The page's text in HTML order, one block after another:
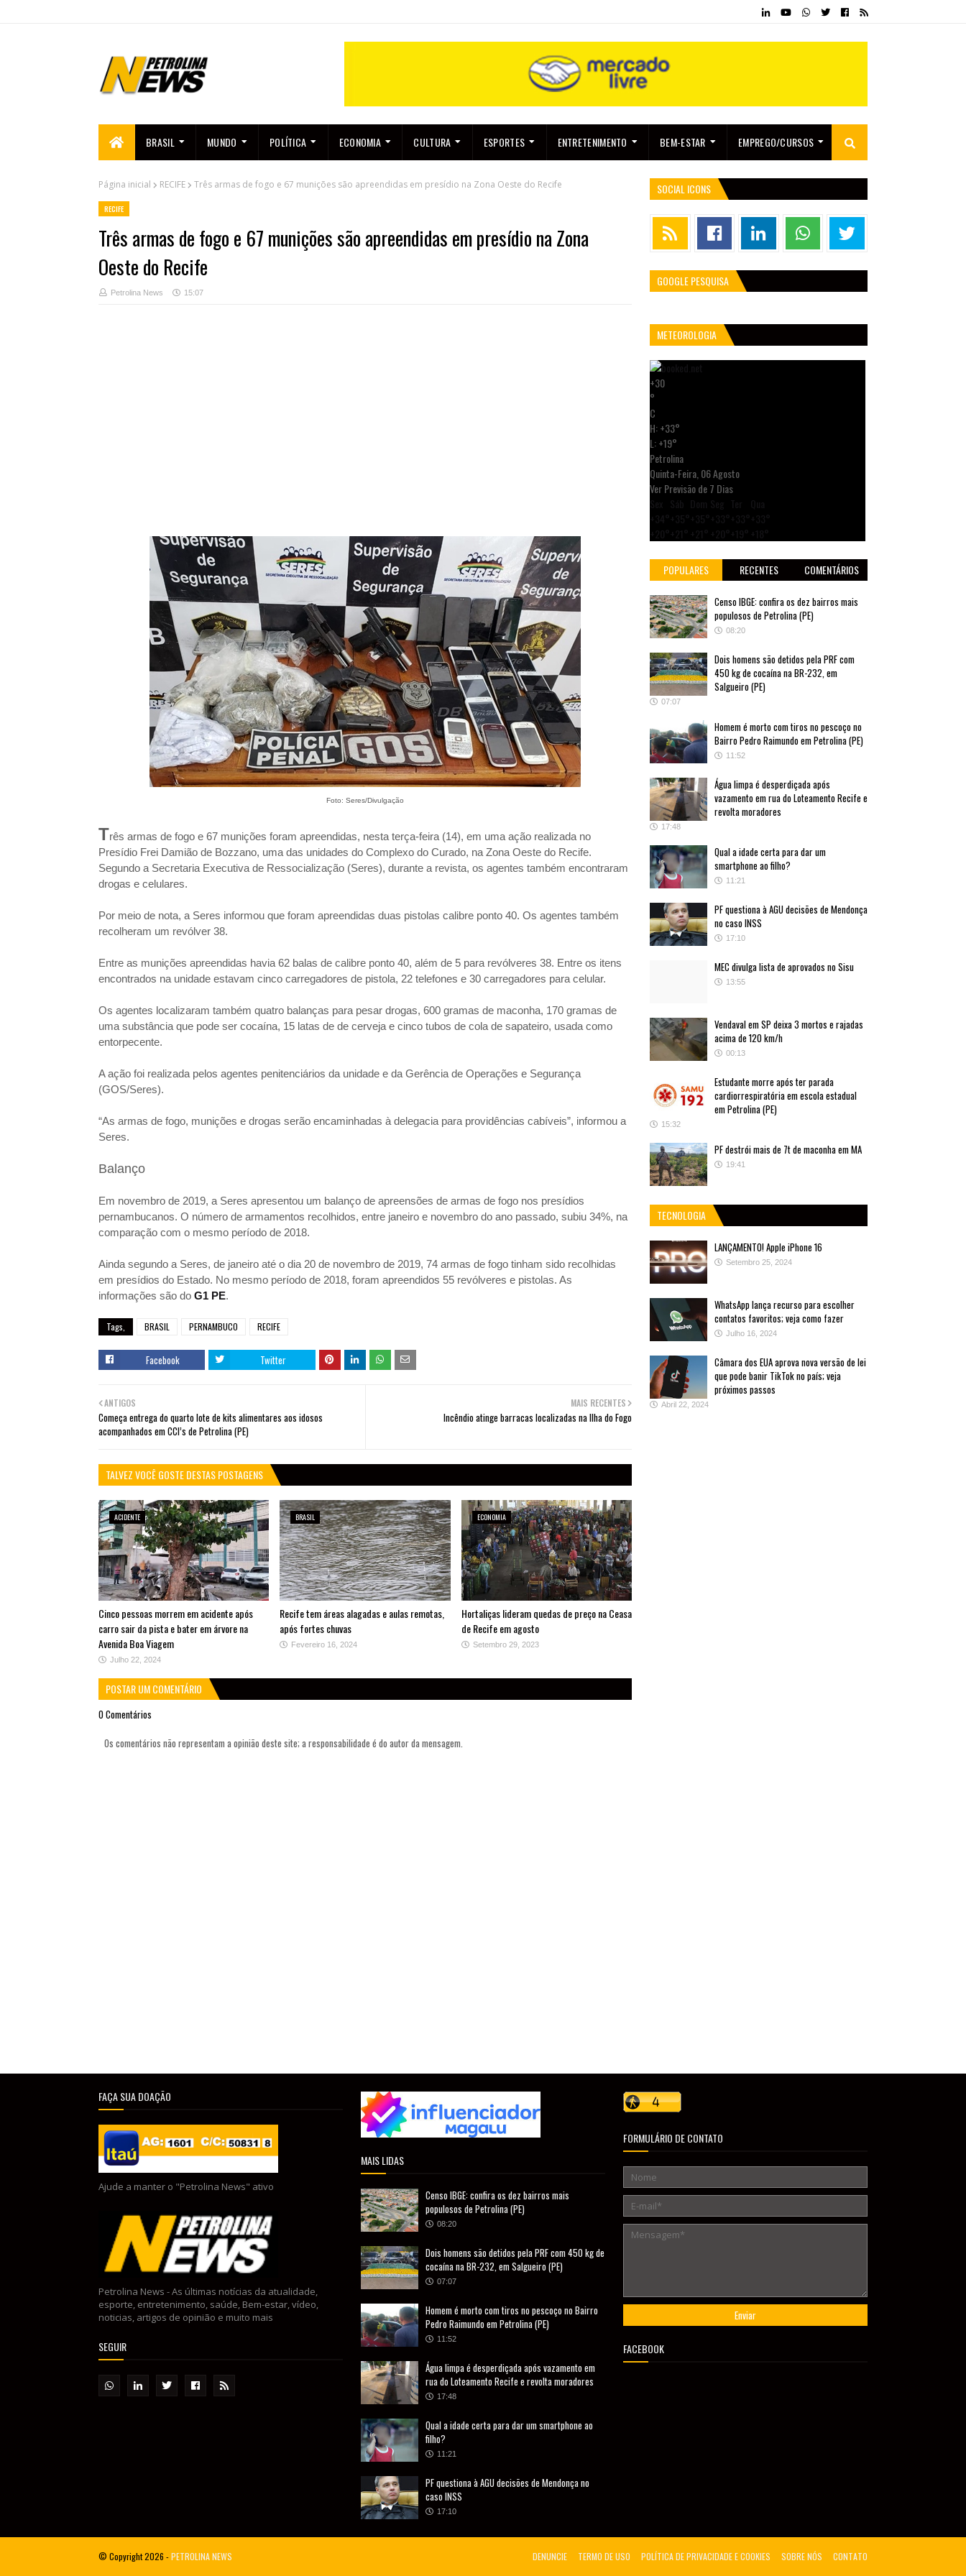
BRASIL MUNDO POLÍTICA ECONOMIA CULTURA ESPORTES ENTRETENIMENTO BEM-ESTAR EMPREGO/CURSOS
Página inicial RECIFE Três armas de fogo e 67 munições são apreendidas em presídio na Zona Oeste do Recife
RECIFE
Três armas de fogo e 67 munições são apreendidas em presídio na Zona
Oeste do Recife
Petrolina News 15:07
Foto: Seres/Divulgação
Três armas de fogo e 67 munições foram apreendidas, nesta terça-feira (14), em uma ação realizada no
Presídio Frei Damião de Bozzano, uma das unidades do Complexo do Curado, na Zona Oeste do Recife.
Segundo a Secretaria Executiva de Ressocialização (Seres), durante a revista, os agentes também encontraram
drogas e celulares.
Por meio de nota, a Seres informou que foram apreendidas duas pistolas calibre ponto 40. Os agentes também
recolheram um revólver 38.
Entre as munições apreendidas havia 62 balas de calibre ponto 40, além de 5 para revólveres 38. Entre os itens
encontrados na unidade estavam cinco carregadores de pistola, 22 telefones e 30 carregadores para celular.
Os agentes localizaram também quatro balanças para pesar drogas, 600 gramas de maconha, 170 gramas de
uma substância que pode ser cocaína, 15 latas de de cerveja e cinco tubos de cola de sapateiro, usada como
entorpecente.
A ação foi realizada pelos agentes penitenciários da unidade e da Gerência de Operações e Segurança
(GOS/Seres).
“As armas de fogo, munições e drogas serão encaminhadas à delegacia para providências cabíveis”, informou a
Seres.
Balanço
Em novembro de 2019, a Seres apresentou um balanço de apreensões de armas de fogo nos presídios
pernambucanos. O número de armamentos recolhidos, entre janeiro e novembro do ano passado, subiu 34%, na
comparação com o mesmo período de 2018.
Ainda segundo a Seres, de janeiro até o dia 20 de novembro de 2019, 74 armas de fogo tinham sido recolhidas
em presídios do Estado. No mesmo período de 2018, foram apreendidos 55 revólveres e pistolas. As
informações são do G1 PE.
Tags, BRASIL PERNAMBUCO RECIFE
Facebook Twitter
MAIS RECENTES
Incêndio atinge barracas localizadas na Ilha do Fogo
ANTIGOS
Começa entrega do quarto lote de kits alimentares aos idosos
acompanhados em CCI’s de Petrolina (PE)
TALVEZ VOCÊ GOSTE DESTAS POSTAGENS
ACIDENTE
Cinco pessoas morrem em acidente após
carro sair da pista e bater em árvore na
Avenida Boa Viagem
Julho 22, 2024
BRASIL
Recife tem áreas alagadas e aulas remotas,
após fortes chuvas
Fevereiro 16, 2024
ECONOMIA
Hortaliças lideram quedas de preço na Ceasa
de Recife em agosto
Setembro 29, 2023
POSTAR UM COMENTÁRIO
0 Comentários
Os comentários não representam a opinião deste site; a responsabilidade é do autor da mensagem.
SOCIAL ICONS
GOOGLE PESQUISA
METEOROLOGIA
+30
°
C
H:+33°
L:+19°
Petrolina
Quinta-Feira, 06 Agosto
Ver Previsão de 7 Dias
POPULARES RECENTES COMENTÁRIOS
Censo IBGE: confira os dez bairros mais
populosos de Petrolina (PE)
08:20
Dois homens são detidos pela PRF com
450 kg de cocaína na BR-232, em
Salgueiro (PE)
07:07
Homem é morto com tiros no pescoço no
Bairro Pedro Raimundo em Petrolina (PE)
11:52
Água limpa é desperdiçada após
vazamento em rua do Loteamento Recife e
revolta moradores
17:48
Qual a idade certa para dar um
smartphone ao filho?
11:21
PF questiona à AGU decisões de Mendonça
no caso INSS
17:10
MEC divulga lista de aprovados no Sisu
13:55
Vendaval em SP deixa 3 mortos e rajadas
acima de 120 km/h
00:13
Estudante morre após ter parada
cardiorrespiratória em escola estadual
em Petrolina (PE)
15:32
PF destrói mais de 7t de maconha em MA
19:41
TECNOLOGIA
LANÇAMENTO! Apple iPhone 16
Setembro 25, 2024
WhatsApp lança recurso para escolher
contatos favoritos; veja como fazer
Julho 16, 2024
Câmara dos EUA aprova nova versão de lei
que pode banir TikTok no país; veja
próximos passos
Abril 22, 2024
FAÇA SUA DOAÇÃO
Ajude a manter o "Petrolina News" ativo
Petrolina News - As últimas notícias da atualidade,
esporte, entretenimento, saúde, Bem-estar, vídeo,
noticias, artigos de opinião e muito mais
SEGUIR
MAIS LIDAS
Censo IBGE: confira os dez bairros mais
populosos de Petrolina (PE)
08:20
Dois homens são detidos pela PRF com 450 kg de
cocaína na BR-232, em Salgueiro (PE)
07:07
Homem é morto com tiros no pescoço no Bairro
Pedro Raimundo em Petrolina (PE)
11:52
Água limpa é desperdiçada após vazamento em
rua do Loteamento Recife e revolta moradores
17:48
Qual a idade certa para dar um smartphone ao
filho?
11:21
PF questiona à AGU decisões de Mendonça no
caso INSS
17:10
FORMULÁRIO DE CONTATO
FACEBOOK
DENUNCIE TERMO DE USO POLÍTICA DE PRIVACIDADE E COOKIES SOBRE NÓS CONTATO
© Copyright2026 -PETROLINA NEWS